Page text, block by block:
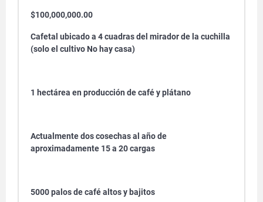
$100,000,000.00
Cafetal ubicado a 4 cuadras del mirador de la cuchilla
(solo el cultivo No hay casa)
1 hectárea en producción de café y plátano
Actualmente dos cosechas al año de
aproximadamente 15 a 20 cargas
5000 palos de café altos y bajitos